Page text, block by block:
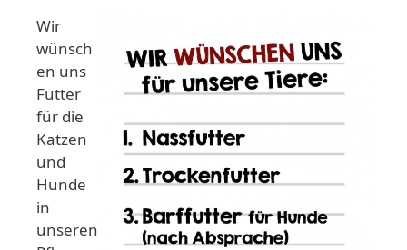
Wir
wünsch
en uns
Futter
für die
Katzen
und
Hunde
in
unseren